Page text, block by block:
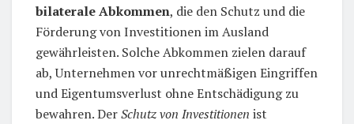
bilaterale Abkommen, die den Schutz und die
Förderung von Investitionen im Ausland
gewährleisten. Solche Abkommen zielen darauf
ab, Unternehmen vor unrechtmäßigen Eingriffen
und Eigentumsverlust ohne Entschädigung zu
bewahren. DerSchutz von Investitionen ist